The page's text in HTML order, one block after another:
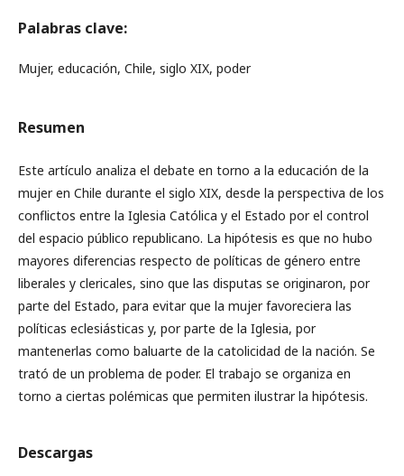
Palabras clave:
Mujer, educación, Chile, siglo XIX, poder
Resumen
Este artículo analiza el debate en torno a la educación de la
mujer en Chile durante el siglo XIX, desde la perspectiva de los
conflictos entre la Iglesia Católica y el Estado por el control
del espacio público republicano. La hipótesis es que no hubo
mayores diferencias respecto de políticas de género entre
liberales y clericales, sino que las disputas se originaron, por
parte del Estado, para evitar que la mujer favoreciera las
políticas eclesiásticas y, por parte de la Iglesia, por
mantenerlas como baluarte de la catolicidad de la nación. Se
trató de un problema de poder. El trabajo se organiza en
torno a ciertas polémicas que permiten ilustrar la hipótesis.
Descargas